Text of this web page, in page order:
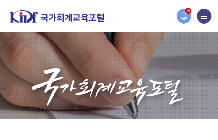
N
홈페이지가 새롭게 개편되었습니다.
한국조세재정연구원홈페이지가 새롭게 개설되었습니다.